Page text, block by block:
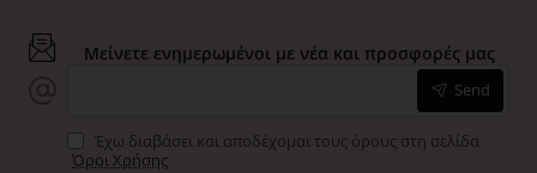
Μείνετε ενημερωμένοι με νέα και προσφορές μας
Send
Έχω διαβάσει και αποδέχομαι τους όρους στη σελίδα
Όροι Χρήσης